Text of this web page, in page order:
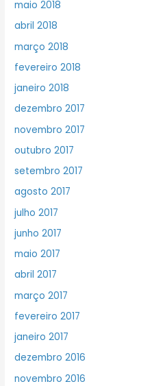
maio 2018
abril 2018
março 2018
fevereiro 2018
janeiro 2018
dezembro 2017
novembro 2017
outubro 2017
setembro 2017
agosto 2017
julho 2017
junho 2017
maio 2017
abril 2017
março 2017
fevereiro 2017
janeiro 2017
dezembro 2016
novembro 2016